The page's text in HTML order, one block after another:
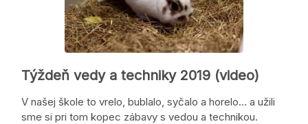
Týždeň vedy a techniky 2019 (video)
V našej škole to vrelo, bublalo, syčalo a horelo… a užili
sme si pri tom kopec zábavy s vedou a technikou.